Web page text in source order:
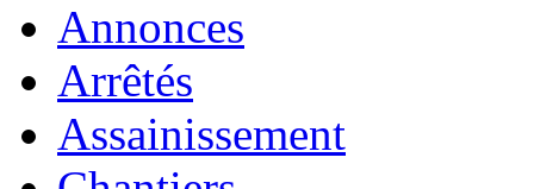
Annonces
Arrêtés
Assainissement